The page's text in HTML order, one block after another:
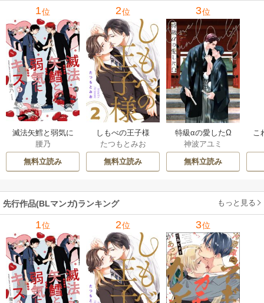
1位
滅法矢鱈と弱気に
キス【コミックス
版】
腰乃
無料立読み
2位
しもべの王子様
【描き下ろしおま
け付き特装版】
たつもとみお
無料立読み
3位
特級αの愛したΩ
神波アユミ
無料立読み
こ
先行作品(BLマンガ)ランキング もっと見る
1位 2位 3位